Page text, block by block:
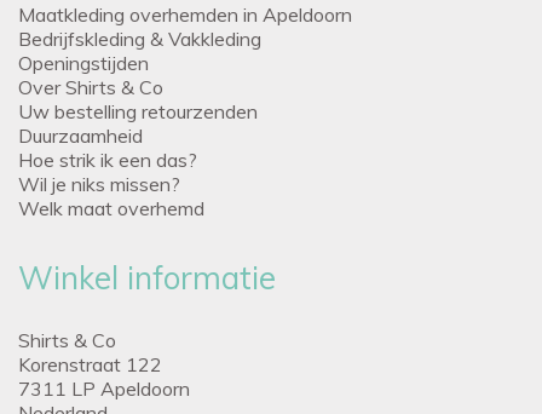
Maatkleding overhemden in Apeldoorn
Bedrijfskleding & Vakkleding
Openingstijden
Over Shirts & Co
Uw bestelling retourzenden
Duurzaamheid
Hoe strik ik een das?
Wil je niks missen?
Welk maat overhemd
Winkel informatie
Shirts & Co
Korenstraat 122
7311 LP Apeldoorn